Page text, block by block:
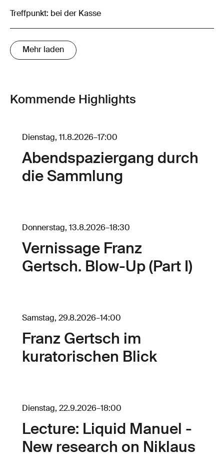
Treffpunkt: bei der Kasse
Mehr laden
Kommende Highlights
Dienstag, 11.8.2026–17:00
Abendspaziergang durch
die Sammlung
Donnerstag, 13.8.2026–18:30
Vernissage Franz
Gertsch. Blow-Up (Part I)
Samstag, 29.8.2026–14:00
Franz Gertsch im
kuratorischen Blick
Dienstag, 22.9.2026–18:00
Lecture: Liquid Manuel -
New research on Niklaus